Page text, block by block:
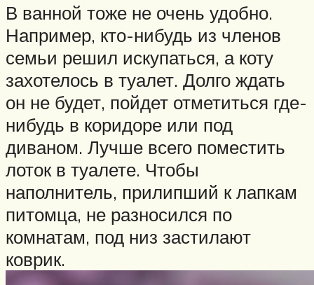
В ванной тоже не очень удобно.
Например, кто-нибудь из членов
семьи решил искупаться, а коту
захотелось в туалет. Долго ждать
он не будет, пойдет отметиться где-
нибудь в коридоре или под
диваном. Лучше всего поместить
лоток в туалете. Чтобы
наполнитель, прилипший к лапкам
питомца, не разносился по
комнатам, под низ застилают
коврик.